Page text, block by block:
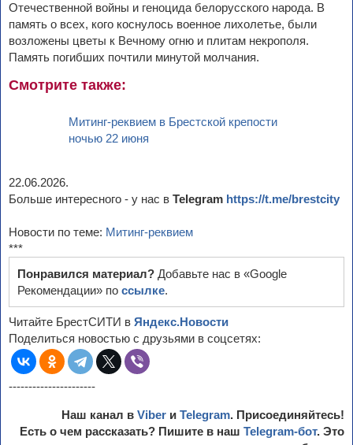
Отечественной войны и геноцида белорусского народа. В
память о всех, кого коснулось военное лихолетье, были
возложены цветы к Вечному огню и плитам некрополя.
Память погибших почтили минутой молчания.
Смотрите также:
Митинг-реквием в Брестской крепости
ночью 22 июня
22.06.2026.
Больше интересного - у нас в Telegram https://t.me/brestcity
Новости по теме: Митинг-реквием
***
Понравился материал? Добавьте нас в «Google
Рекомендации» по ссылке.
Читайте БрестСИТИ в Яндекс.Новости
Поделиться новостью с друзьями в соцсетях:
----------------------
Наш канал в Viber и Telegram. Присоединяйтесь!
Есть о чем рассказать? Пишите в наш Telegram-бот. Это